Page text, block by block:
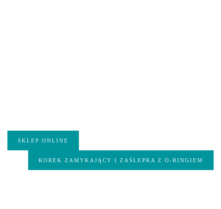
SKLEP ONLINE
KOREK ZAMYKAJĄCY I ZAŚLEPKA Z O-RINGIEM